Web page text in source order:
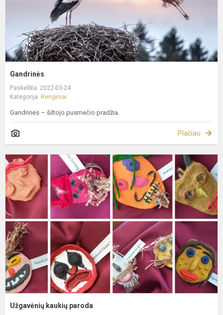
Gandrinės
Paskelbta: 2022-03-24
Kategorija: Renginiai
Gandrinės – šiltojo pusmečio pradžia.
Plačiau
Užgavėnių kaukių paroda